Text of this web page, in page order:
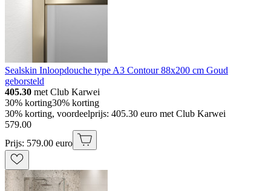
Sealskin Inloopdouche type A3 Contour 88x200 cm Goud
geborsteld
405.30 met Club Karwei
30% korting30% korting
30% korting, voordeelprijs: 405.30 euro met Club Karwei
579.00
Prijs: 579.00 euro